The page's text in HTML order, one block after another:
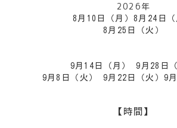
2026年
8月10日（月）8月24日（
8月25日（火）
9月14日（月） 9月28日（
9月8日（火） 9月22日（火）9
【時間】